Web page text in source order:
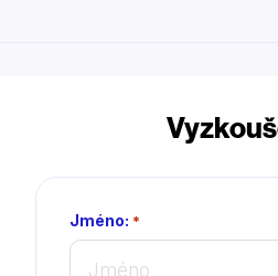
Jméno: *